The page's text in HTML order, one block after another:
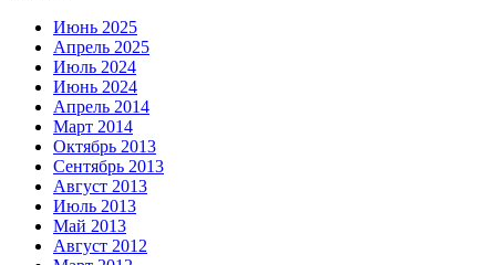
Июнь 2025
Апрель 2025
Июль 2024
Июнь 2024
Апрель 2014
Март 2014
Октябрь 2013
Сентябрь 2013
Август 2013
Июль 2013
Май 2013
Август 2012